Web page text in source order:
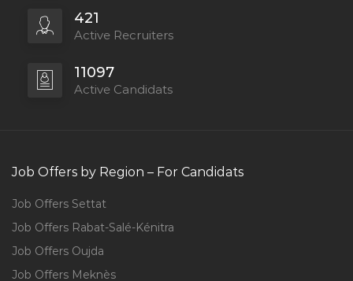
421
Active Recruiters
11097
Active Candidats
Job Offers by Region – For Candidats
Job Offers Settat
Job Offers Rabat-Salé-Kénitra
Job Offers Oujda
Job Offers Meknès